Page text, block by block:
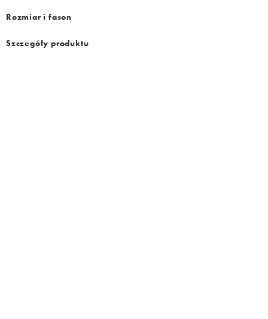
Rozmiar i fason
Szczegóły produktu